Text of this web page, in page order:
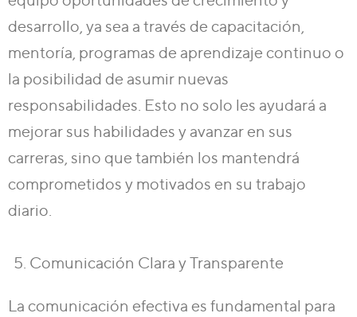
desarrollo, ya sea a través de capacitación,
mentoría, programas de aprendizaje continuo o
la posibilidad de asumir nuevas
responsabilidades. Esto no solo les ayudará a
mejorar sus habilidades y avanzar en sus
carreras, sino que también los mantendrá
comprometidos y motivados en su trabajo
diario.
Comunicación Clara y Transparente
La comunicación efectiva es fundamental para